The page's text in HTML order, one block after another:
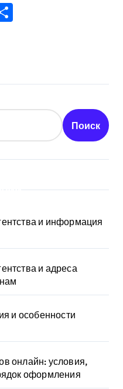
Поиск
и информация
и адреса
и особенности
онлайн: условия,
оформления